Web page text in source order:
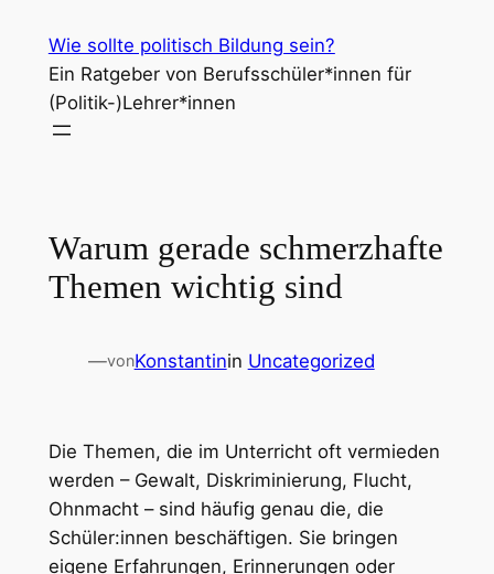
Inhalt
springen
Wie sollte politisch Bildung sein?
Ein Ratgeber von Berufsschüler*innen für
(Politik-)Lehrer*innen
Warum gerade schmerzhafte
Themen wichtig sind
—vonKonstantinin Uncategorized
Die Themen, die im Unterricht oft vermieden
werden – Gewalt, Diskriminierung, Flucht,
Ohnmacht – sind häufig genau die, die
Schüler:innen beschäftigen. Sie bringen
eigene Erfahrungen, Erinnerungen oder